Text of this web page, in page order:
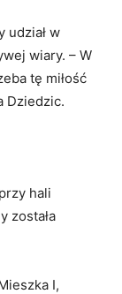
udział w
wiary. – W
tę miłość
Dziedzic.
hali
została
I,